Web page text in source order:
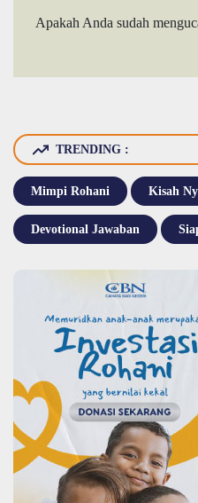
Apakah Anda sudah
TRENDING :
Mimpi Rohani Kisah
Devotional Jawaban